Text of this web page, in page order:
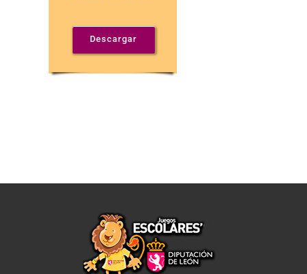
Descargar